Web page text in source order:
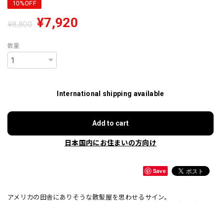
10%OFF
¥8,800 ¥7,920
数量
International shipping available
Add to cart
日本国内にお住まいの方向け
Save
アメリカの田舎にありそうな散髪屋を思わせるサイン。